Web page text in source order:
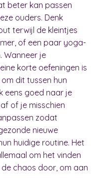
beter kan passen
ouders. Denk
terwijl de kleintjes
of een paar yoga-
Wanneer je
korte oefeningen is
dit tussen hun
eens goed naar je
of je misschien
zodat
nieuwe
huidige routine. Het
om het vinden
chaos door, om aan